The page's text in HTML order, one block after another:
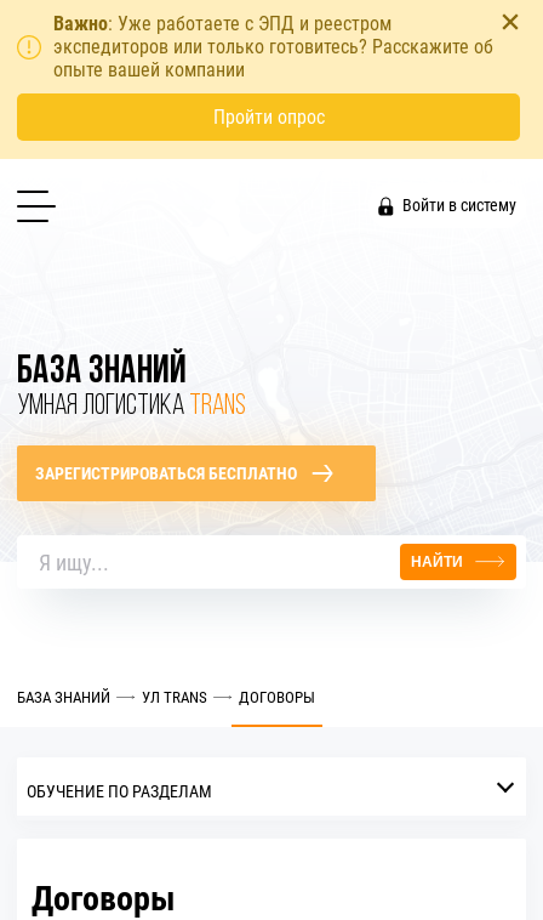
Важно: Уже работаете с ЭПД и реестром
экспедиторов или только готовитесь? Расскажите об
опыте вашей компании
Пройти опрос
Войти в систему
БАЗА ЗНАНИЙ
УМНАЯ ЛОГИСТИКА TRANS
ЗАРЕГИСТРИРОВАТЬСЯ БЕСПЛАТНО
НАЙТИ
БАЗА ЗНАНИЙ УЛ TRANS ДОГОВОРЫ
Договоры
ОБУЧЕНИЕ ПО РАЗДЕЛАМ